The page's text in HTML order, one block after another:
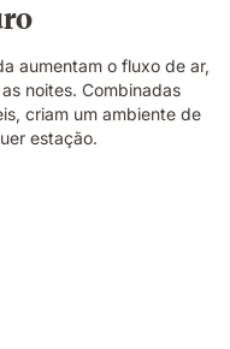
aumentam o fluxo de ar,
noites. Combinadas
criam um ambiente de
estação.